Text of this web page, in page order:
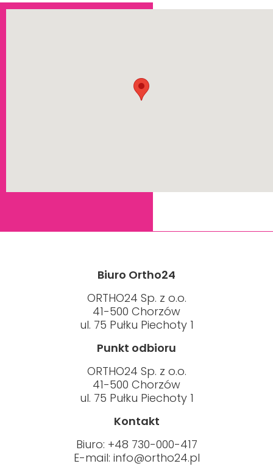
Biuro Ortho24
ORTHO24 Sp. z o.o.
41-500 Chorzów
ul. 75 Pułku Piechoty 1
Punkt odbioru
ORTHO24 Sp. z o.o.
41-500 Chorzów
ul. 75 Pułku Piechoty 1
Kontakt
Biuro: +48 730-000-417
E-mail: info@ortho24.pl